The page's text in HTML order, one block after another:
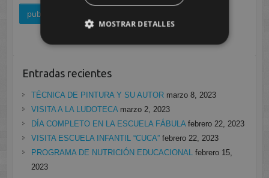
Entradas recientes
TÉCNICA DE PINTURA Y SU AUTOR marzo 8, 2023
VISITA A LA LUDOTECA marzo 2, 2023
DÍA COMPLETO EN LA ESCUELA FÁBULA febrero 22, 2023
VISITA ESCUELA INFANTIL “CUCA” febrero 22, 2023
PROGRAMA DE NUTRICIÓN EDUCACIONAL febrero 15,
2023
MOSTRAR DETALLES